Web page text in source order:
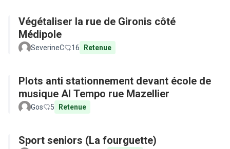
Végétaliser la rue de Gironis côté
Médipole
SeverineC 16 Retenue
Plots anti stationnement devant école de
musique Al Tempo rue Mazellier
Gos 5 Retenue
Sport seniors (La fourguette)